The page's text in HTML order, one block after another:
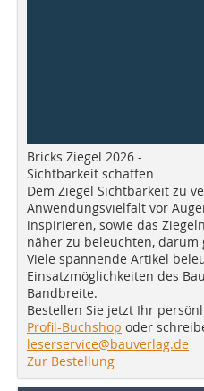
Bricks Ziegel 2026 -
Sichtbarkeit schaffen
Dem Ziegel Sichtbarkeit zu
Anwendungsvielfalt vor
inspirieren, sowie das
näher zu beleuchten, darum
Viele spannende Artikel
Einsatzmöglichkeiten des
Bandbreite.
Bestellen Sie jetzt Ihr
Profil-Buchshop oder
leserservice@bauverlag.de
Zur Bestellung